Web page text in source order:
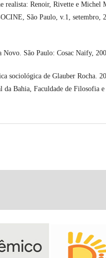
realista: Renoir, Rivette e Michel
São Paulo, v.1, setembro,
São Paulo: Cosac Naify,
sociológica de Glauber Rocha.
da Bahia, Faculdade de Filosofia e